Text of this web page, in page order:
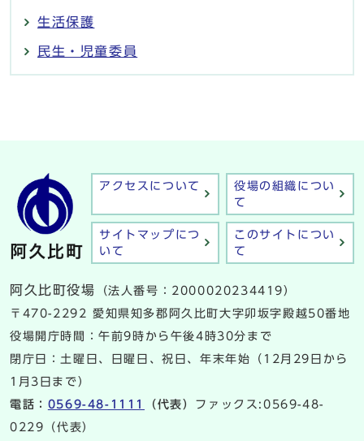
生活保護
民生・児童委員
アクセスについて
役場の組織につい
て
サイトマップにつ
いて
このサイトについ
て
阿久比町役場
（法人番号：2000020234419）
〒470-2292 愛知県知多郡阿久比町大字卯坂字殿越50番地
役場開庁時間：午前9時から午後4時30分まで
閉庁日：土曜日、日曜日、祝日、年末年始（12月29日から
1月3日まで）
電話： 0569-48-1111 （代表） ファックス:0569-48-
0229（代表）